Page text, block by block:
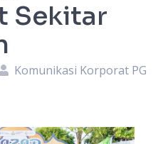
Sekitar
Komunikasi Korporat PG